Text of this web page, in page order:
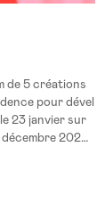
de 5 créations
pour dével
2026